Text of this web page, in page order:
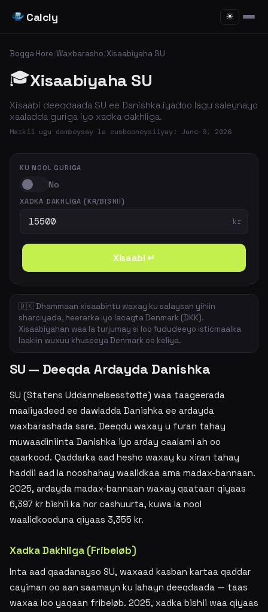
Calcly ☀
Bogga Hore/Waxbarasho/Xisaabiyaha SU
🎓Xisaabiyaha SU
Xisaabi deeqdaada SU ee Danishka iyadoo lagu saleynayo
xaaladda guriga iyo xadka dakhliga.
Markii ugu dambeysay la cusbooneysiiyay: June 9, 2026
KU NOOL GURIGA
No
XADKA DAKHLIGA (KR/BISHII)
kr
Xisaabi ↵
🇩🇰 Dhammaan xisaabintu waxay ku salaysan yihiin
sharciyada, heerarka iyo lacagta Denmark (DKK).
Xisaabiyahan waa la turjumay si loo fududeeyo isticmaalka
laakiin wuxuu khuseeya Denmark oo keliya.
SU — Deeqda Ardayda Danishka
SU (Statens Uddannelsesstøtte) waa taageerada
maaliyadeed ee dawladda Danishka ee ardayda
waxbarashada sare. Deeqdu waxay u furan tahay
muwaadiniinta Danishka iyo arday caalami ah oo
qaarkood. Qaddarka aad hesho waxay ku xiran tahay
haddii aad la nooshahay waalidkaa ama madax-bannaan.
2025, ardayda madax-bannaan waxay qaataan qiyaas
6,397 kr bishii ka hor cashuurta, kuwa la nool
waalidkooduna qiyaas 3,355 kr.
Xadka Dakhliga (Fribeløb)
Inta aad qaadanayso SU, waxaad kasban kartaa qaddar
cayiman oo aan saamayn ku lahayn deeqdaada — taas
waxaa loo yaqaan fribeløb. 2025, xadka bishii waa qiyaas